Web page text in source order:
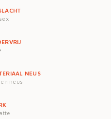
NEUS
neus